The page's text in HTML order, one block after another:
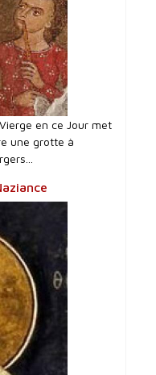
Vierge en ce Jour met
une grotte à